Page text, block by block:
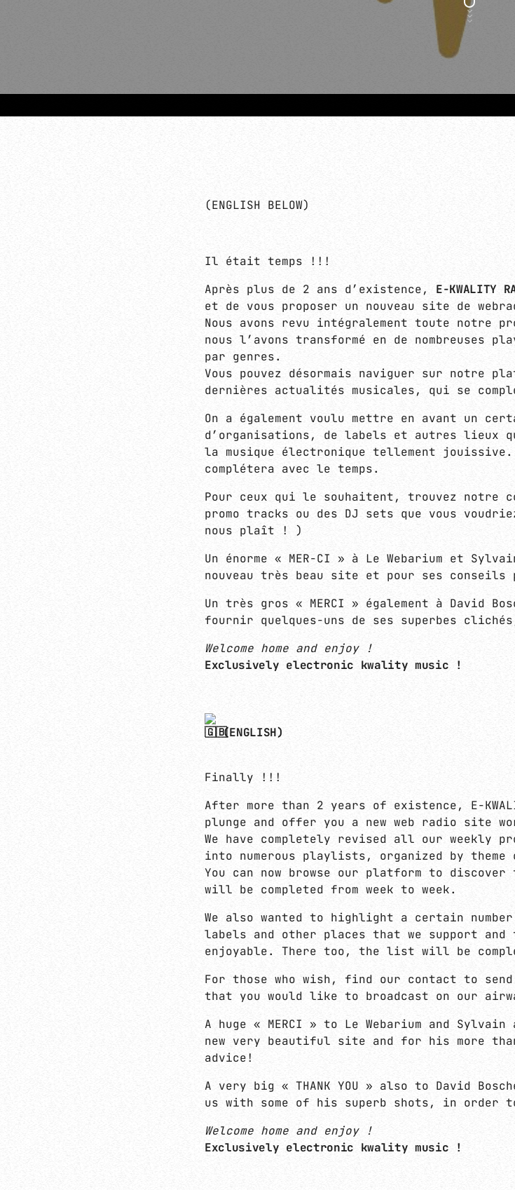
MINI MOOD
DEEP /
délicate et
PROGRAMMATION E-
12:00 -
HUMAN
13:30 -
PARADISE
HOUSE /
15:00 -
(ENGLISH BELOW)
Il était temps !!!
Après plus de 2 ans d’existence, E-KWALITY
et de vous proposer un nouveau site de
Nous avons revu intégralement toute notre
nous l’avons transformé en de nombreuses
par genres.
Vous pouvez désormais naviguer sur notre
dernières actualités musicales, qui se
On a également voulu mettre en avant un
d’organisations, de labels et autres lieux
la musique électronique tellement
complétera avec le temps.
Pour ceux qui le souhaitent, trouvez notre
promo tracks ou des DJ sets que vous
nous plaît ! )
Un énorme « MER-CI » à Le Webarium et
nouveau très beau site et pour ses
Un très gros « MERCI » également à David
fournir quelques-uns de ses superbes
Welcome home and enjoy !
Exclusively electronic kwality music !
(ENGLISH)
Finally !!!
After more than 2 years of existence, E-
plunge and offer you a new web radio site
We have completely revised all our weekly
into numerous playlists, organized by theme
You can now browse our platform to
will be completed from week to week.
We also wanted to highlight a certain
labels and other places that we support and
enjoyable. There too, the list will be
For those who wish, find our contact to
that you would like to broadcast on our
A huge « MERCI » to Le Webarium and
new very beautiful site and for his more
advice!
A very big « THANK YOU » also to David
us with some of his superb shots, in order
Welcome home and enjoy !
Exclusively electronic kwality music !